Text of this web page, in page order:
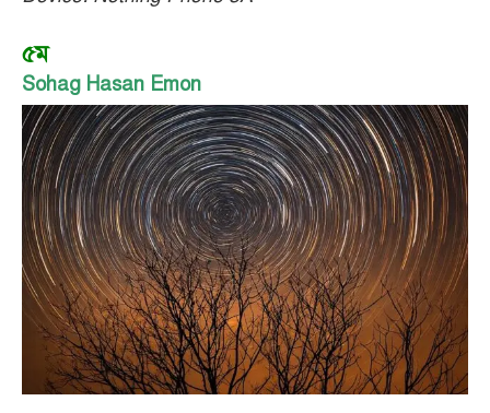
৫ম
Sohag Hasan Emon